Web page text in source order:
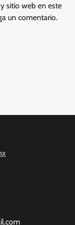
sitio web en este
un comentario.